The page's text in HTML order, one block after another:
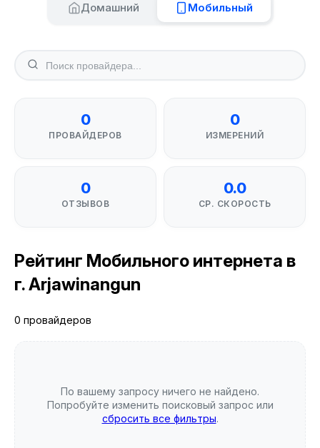
Домашний Мобильный
0
ПРОВАЙДЕРОВ
0
ИЗМЕРЕНИЙ
0
ОТЗЫВОВ
0.0
СР. СКОРОСТЬ
Рейтинг Мобильного интернета в
г. Arjawinangun
0 провайдеров
По вашему запросу ничего не найдено.
Попробуйте изменить поисковый запрос или
сбросить все фильтры.